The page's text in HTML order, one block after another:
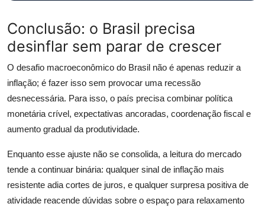
Conclusão: o Brasil precisa
desinflar sem parar de crescer
O desafio macroeconômico do Brasil não é apenas reduzir a
inflação; é fazer isso sem provocar uma recessão
desnecessária. Para isso, o país precisa combinar política
monetária crível, expectativas ancoradas, coordenação fiscal e
aumento gradual da produtividade.
Enquanto esse ajuste não se consolida, a leitura do mercado
tende a continuar binária: qualquer sinal de inflação mais
resistente adia cortes de juros, e qualquer surpresa positiva de
atividade reacende dúvidas sobre o espaço para relaxamento